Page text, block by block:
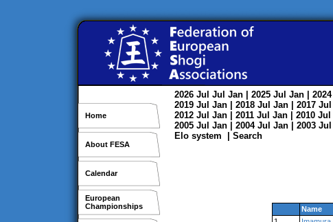
Home
About FESA
Calendar
European
Championships
2026 Jul Jul Jan | 2025 Jul Jan | 2024
2019 Jul Jan | 2018 Jul Jan | 2017 Jul
2012 Jul Jan | 2011 Jul Jan | 2010 Jul
2005 Jul Jan | 2004 Jul Jan | 2003 Jul
Elo system
Search
Name